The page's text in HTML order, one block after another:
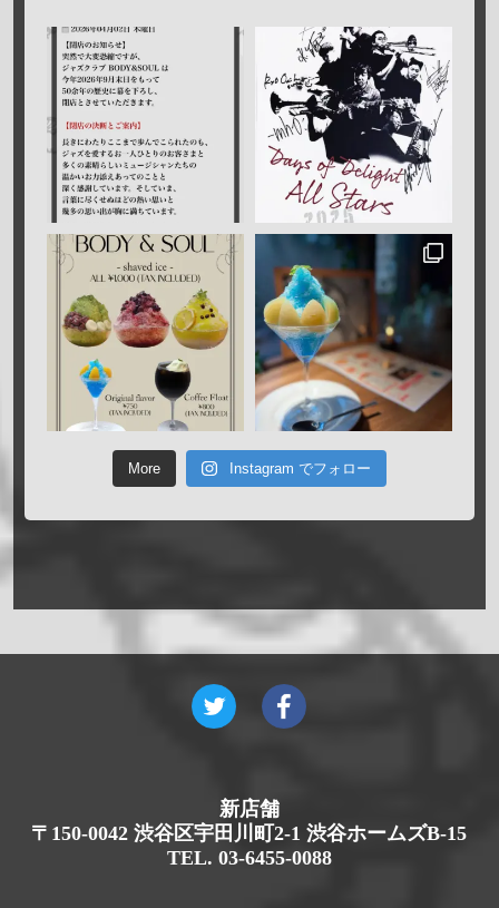
More Instagram でフォロー
新店舗
〒150-0042 渋谷区宇田川町2-1 渋谷ホームズB-15
TEL. 03-6455-0088